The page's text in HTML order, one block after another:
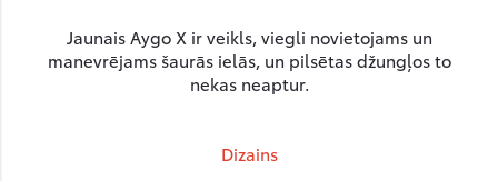
Jaunais Aygo X ir veikls, viegli novietojams un
manevrējams šaurās ielās, un pilsētas džungļos to
nekas neaptur.
Dizains